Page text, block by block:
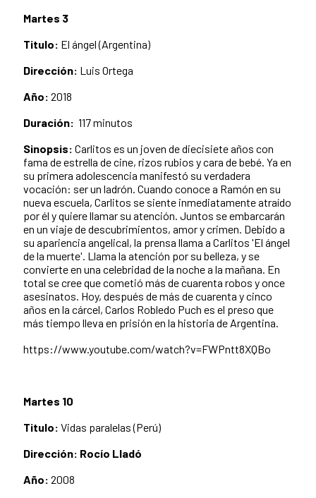
Martes 3
Titulo: El ángel (Argentina)
Dirección: Luis Ortega
Año: 2018
Duración: 117 minutos
Sinopsis: Carlitos es un joven de diecisiete años con
fama de estrella de cine, rizos rubios y cara de bebé. Ya en
su primera adolescencia manifestó su verdadera
vocación: ser un ladrón. Cuando conoce a Ramón en su
nueva escuela, Carlitos se siente inmediatamente atraído
por él y quiere llamar su atención. Juntos se embarcarán
en un viaje de descubrimientos, amor y crimen. Debido a
su apariencia angelical, la prensa llama a Carlitos 'El ángel
de la muerte'. Llama la atención por su belleza, y se
convierte en una celebridad de la noche a la mañana. En
total se cree que cometió más de cuarenta robos y once
asesinatos. Hoy, después de más de cuarenta y cinco
años en la cárcel, Carlos Robledo Puch es el preso que
más tiempo lleva en prisión en la historia de Argentina.
https://www.youtube.com/watch?v=FWPntt8XQBo
Martes 10
Titulo: Vidas paralelas (Perú)
Dirección: Rocío Lladó
Año: 2008